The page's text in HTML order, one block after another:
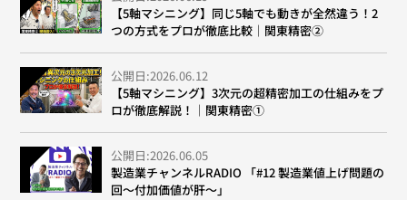
【5軸マシニング】同じ5軸でも動きが全然違う！2
つの方式をプロが徹底比較｜関東精密②
公開日:2026.06.12
【5軸マシニング】3次元の超精密加工の仕組みをプ
ロが徹底解説！｜関東精密①
公開日:2026.06.05
製造業チャンネルRADIO 「#12 製造業値上げ問題の
回～付加価値が肝～」